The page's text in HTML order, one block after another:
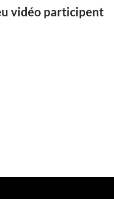
vidéo participent
en mode « battle royale »